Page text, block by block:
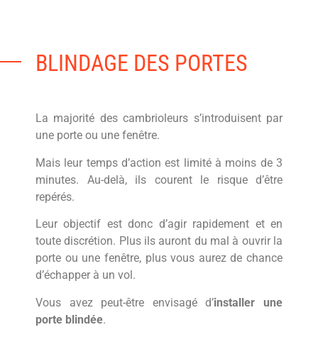
BLINDAGE DES PORTES
La majorité des cambrioleurs s’introduisent par
une porte ou une fenêtre.
Mais leur temps d’action est limité à moins de 3
minutes. Au-delà, ils courent le risque d’être
repérés.
Leur objectif est donc d’agir rapidement et en
toute discrétion. Plus ils auront du mal à ouvrir la
porte ou une fenêtre, plus vous aurez de chance
d’échapper à un vol.
Vous avez peut-être envisagé d’installer une
porte blindée.